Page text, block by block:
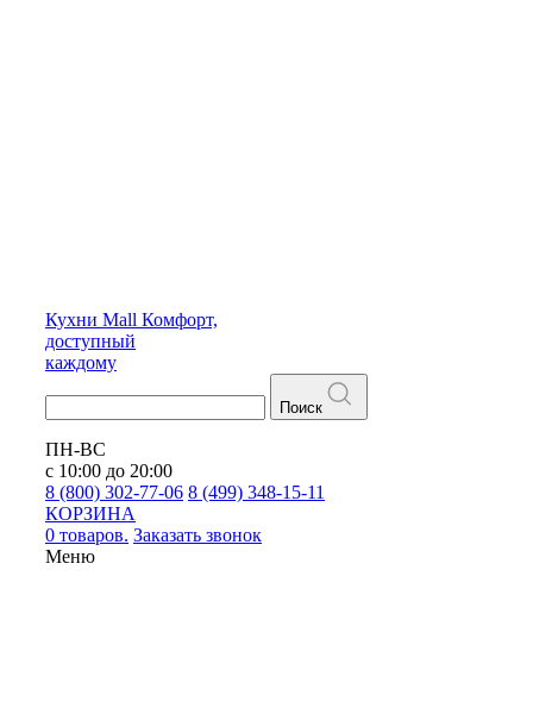
Кухни Mall Комфорт,
доступный
каждому
Поиск
ПН-ВС
с 10:00 до 20:00
8 (800) 302-77-06 8 (499) 348-15-11
КОРЗИНА
0 товаров. Заказать звонок
Меню